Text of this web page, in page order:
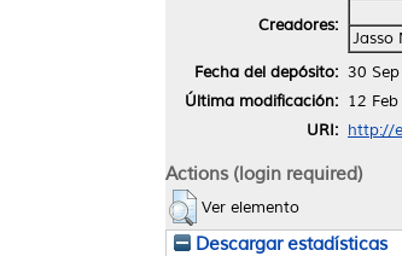
Creadores:
Jasso
Fecha del depósito: 30
Última modificación: 12
URI: http://
Actions (login required)
Ver elemento
Descargar estadísticas